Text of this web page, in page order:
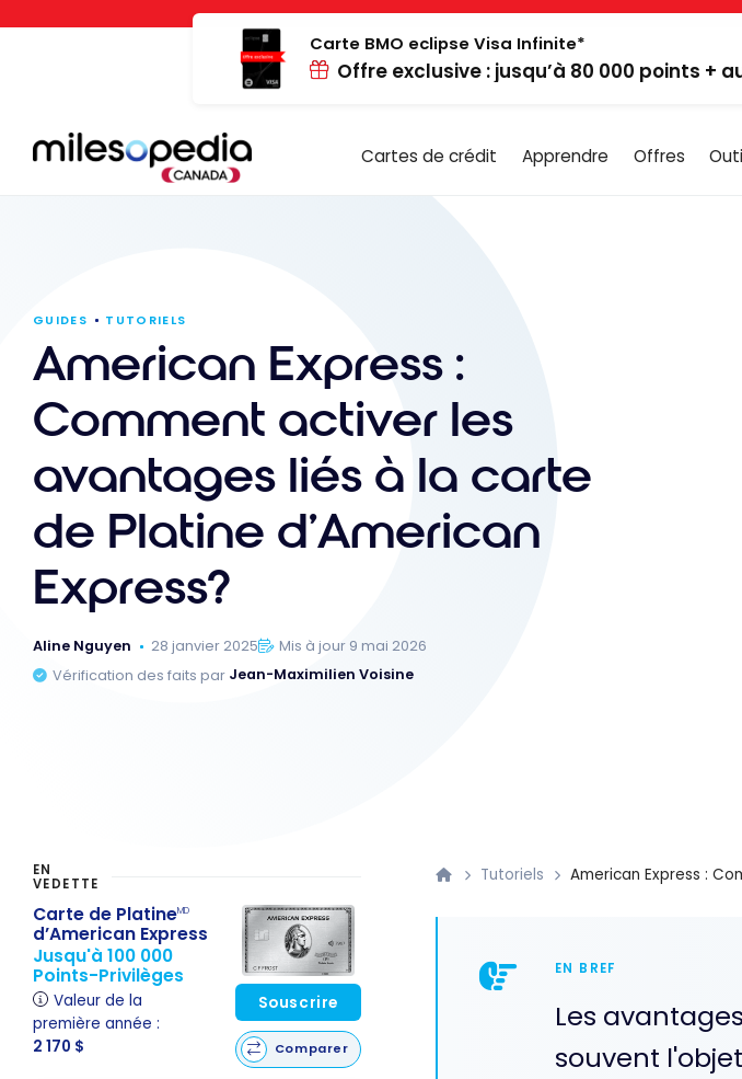
Panneau de gestion des cookies
Carte BMO eclipse Visa Infinite*
Offre exclusive : jusqu’à 80 000 points +
Cartes de crédit Apprendre Offres
GUIDES TUTORIELS
American Express :
Comment activer les
avantages liés à la carte
de Platine d’American
Express?
Aline Nguyen 28 janvier 2025
Mis à jour 9 mai 2026
Vérification des faits par Jean-Maximilien Voisine
Tutoriels American Express :
EN BREF
Les
souvent
EN
VEDETTE
Carte de PlatineMD
d’American Express
Jusqu'à 100 000
Points-Privilèges
Valeur de la
première année :
2 170 $
Souscrire
Comparer